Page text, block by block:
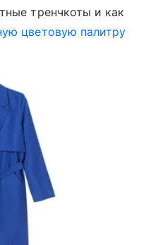
тренчкоты и как
цветовую палитру